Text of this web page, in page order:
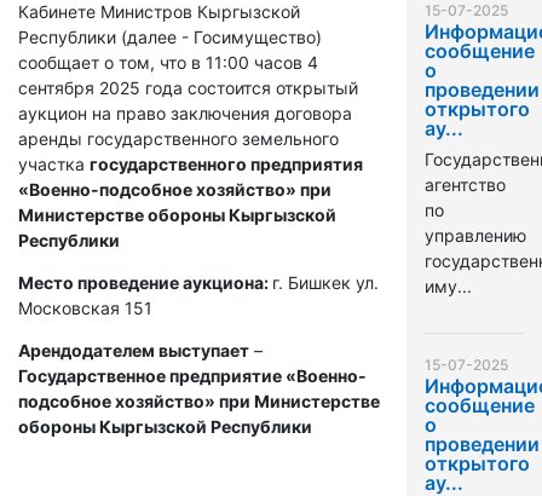
Кабинете Министров Кыргызской
Республики (далее - Госимущество)
сообщает о том, что в 11:00 часов 4
сентября 2025 года состоится открытый
аукцион на право заключения договора
аренды государственного земельного
участка государственного предприятия
«Военно-подсобное хозяйство» при
Министерстве обороны Кыргызской
Республики
Место проведение аукциона: г. Бишкек ул.
Московская 151
Арендодателем выступает –
Государственное предприятие «Военно-
подсобное хозяйство» при Министерстве
обороны Кыргызской Республики
15-07-2025
сообщение
о
проведении
открытого
ау...
агентство
по
управлению
иму...
15-07-2025
сообщение
о
проведении
открытого
ау...